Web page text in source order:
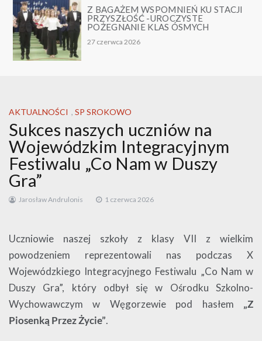
Z BAGAŻEM WSPOMNIEŃ KU STACJI
PRZYSZŁOŚĆ -UROCZYSTE
POŻEGNANIE KLAS ÓSMYCH
27 czerwca 2026
AKTUALNOŚCI , SP SROKOWO
Sukces naszych uczniów na
Wojewódzkim Integracyjnym
Festiwalu „Co Nam w Duszy
Gra”
Jarosław Andrulonis 1 czerwca 2026
Uczniowie naszej szkoły z klasy VII z wielkim
powodzeniem reprezentowali nas podczas X
Wojewódzkiego Integracyjnego Festiwalu „Co Nam w
Duszy Gra”, który odbył się w Ośrodku Szkolno-
Wychowawczym w Węgorzewie pod hasłem „Z
Piosenką Przez Życie”.